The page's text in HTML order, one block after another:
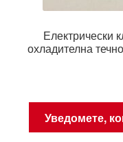
Електрически
охладителна
Уведомете,